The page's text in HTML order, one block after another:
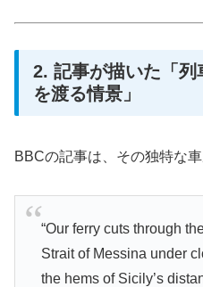
2. 記事が描いた「
を渡る情景」
BBCの記事は、その独特な
“Our ferry cuts through
Strait of Messina under
the hems of Sicily’s